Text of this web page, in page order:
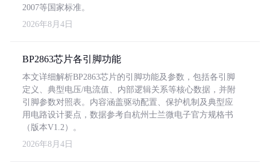
2007等国家标准。
2026年8月4日
BP2863芯片各引脚功能
本文详细解析BP2863芯片的引脚功能及参数，包括各引脚
定义、典型电压/电流值、内部逻辑关系等核心数据，并附
引脚参数对照表。内容涵盖驱动配置、保护机制及典型应
用电路设计要点，数据参考自杭州士兰微电子官方规格书
（版本V1.2）。
2026年8月4日